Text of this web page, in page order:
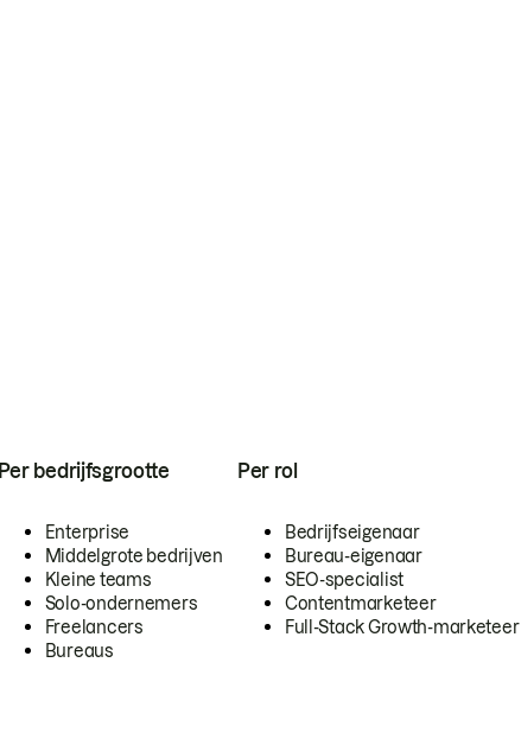
Per bedrijfsgrootte
Enterprise
Middelgrote bedrijven
Kleine teams
Solo-ondernemers
Freelancers
Bureaus
Per rol
Bedrijfseigenaar
Bureau-eigenaar
SEO-specialist
Contentmarketeer
Full-Stack Growth-marketeer